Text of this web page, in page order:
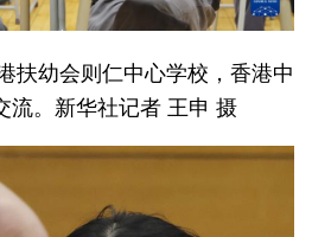
扶幼会则仁中心学校，香港中
流。新华社记者 王申 摄